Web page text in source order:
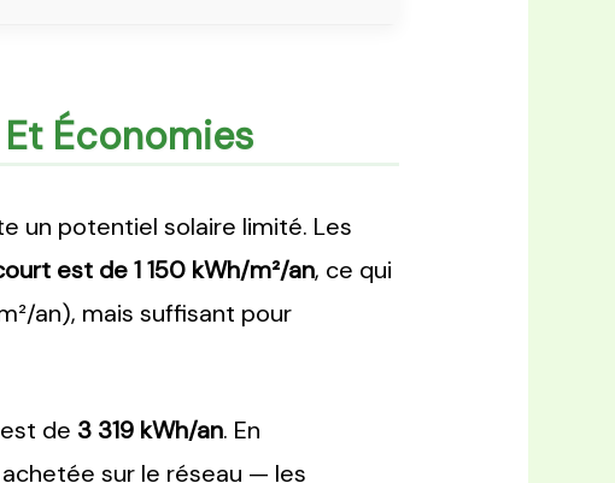
Économies
un potentiel solaire limité. Les
est de 1 150 kWh/m²/an, ce qui
an), mais suffisant pour
de 3 319 kWh/an. En
sur le réseau — les